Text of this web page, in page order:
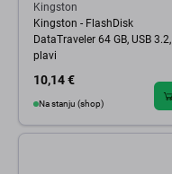
Kingston
Kingston - FlashDisk
DataTraveler 64 GB, USB 3.2,
plavi
10,14 €
Na stanju (shop)